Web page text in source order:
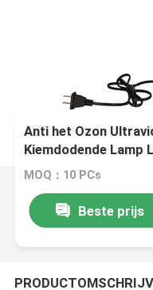
Anti het Ozon
Kiemdodende Lamp
MOQ：10 PCs
Beste prijs